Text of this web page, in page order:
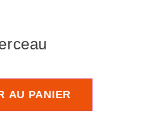
AU PANIER